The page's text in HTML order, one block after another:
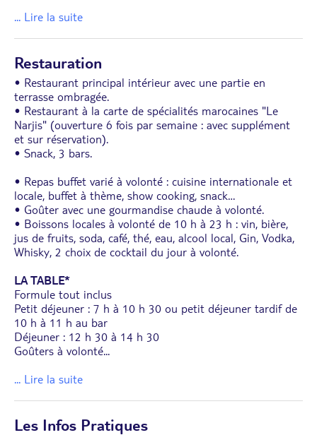
... Lire la suite
Restauration
• Restaurant principal intérieur avec une partie en
terrasse ombragée.
• Restaurant à la carte de spécialités marocaines "Le
Narjis" (ouverture 6 fois par semaine : avec supplément
et sur réservation).
• Snack, 3 bars.
• Repas buffet varié à volonté : cuisine internationale et
locale, buffet à thème, show cooking, snack…
• Goûter avec une gourmandise chaude à volonté.
• Boissons locales à volonté de 10 h à 23 h : vin, bière,
jus de fruits, soda, café, thé, eau, alcool local, Gin, Vodka,
Whisky, 2 choix de cocktail du jour à volonté.
LA TABLE*
Formule tout inclus
Petit déjeuner : 7 h à 10 h 30 ou petit déjeuner tardif de
10 h à 11 h au bar
Déjeuner : 12 h 30 à 14 h 30
Goûters à volonté...
... Lire la suite
Les Infos Pratiques